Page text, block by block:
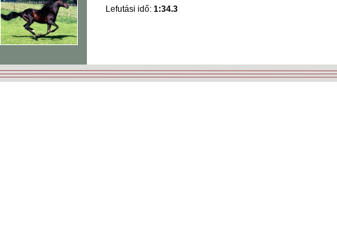
Lefutási idő: 1:34.3